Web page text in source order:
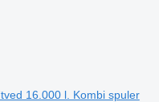
16.000 l. Kombi spuler